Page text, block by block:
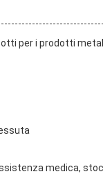
per i prodotti
medica,